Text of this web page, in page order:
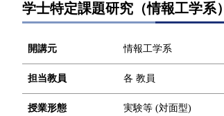
学士特定課題研究（情報工学系）
開講元 情報工学系
担当教員 各 教員
授業形態 実験等 (対面型)